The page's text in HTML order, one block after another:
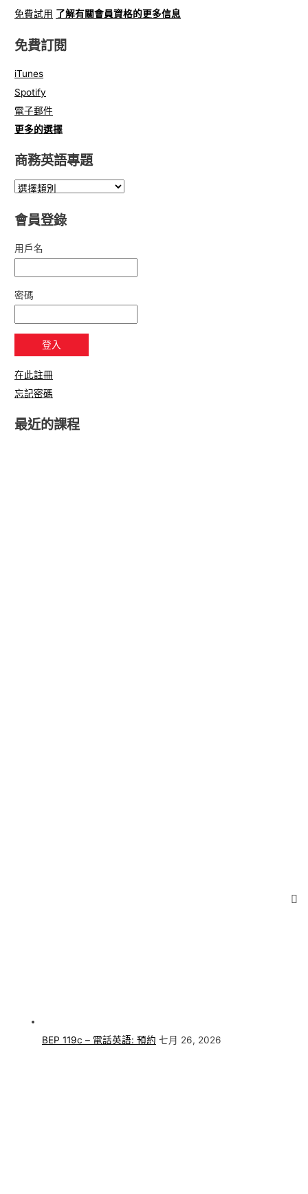
免費試用 了解有關會員資格的更多信息
免費訂閱
iTunes
Spotify
電子郵件
更多的選擇
商務英語專題
會員登錄
用戶名
密碼
在此註冊
忘記密碼
最近的課程
BEP 119c – 電話英語: 預約 七月 26, 2026